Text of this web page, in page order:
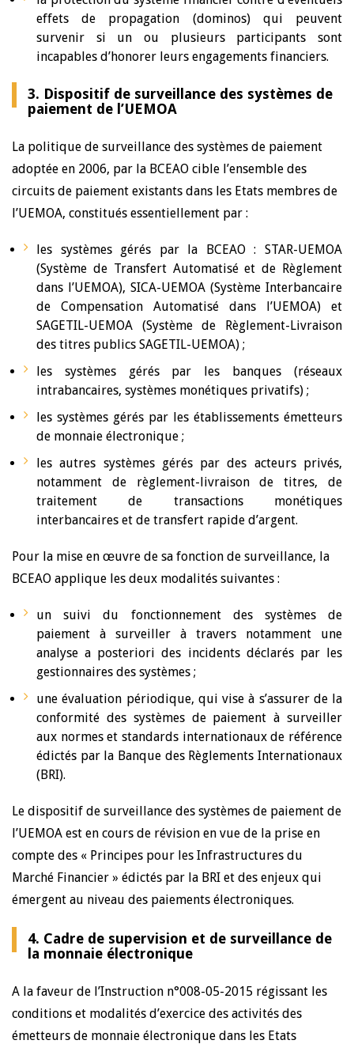
effets de propagation (dominos) qui peuvent
survenir si un ou plusieurs participants sont
incapables d’honorer leurs engagements financiers.
3. Dispositif de surveillance des systèmes de
paiement de l’UEMOA
La politique de surveillance des systèmes de paiement
adoptée en 2006, par la BCEAO cible l’ensemble des
circuits de paiement existants dans les Etats membres de
l’UEMOA, constitués essentiellement par :
les systèmes gérés par la BCEAO : STAR-UEMOA
(Système de Transfert Automatisé et de Règlement
dans l’UEMOA), SICA-UEMOA (Système Interbancaire
de Compensation Automatisé dans l’UEMOA) et
SAGETIL-UEMOA (Système de Règlement-Livraison
des titres publics SAGETIL-UEMOA) ;
les systèmes gérés par les banques (réseaux
intrabancaires, systèmes monétiques privatifs) ;
les systèmes gérés par les établissements émetteurs
de monnaie électronique ;
les autres systèmes gérés par des acteurs privés,
notamment de règlement-livraison de titres, de
traitement de transactions monétiques
interbancaires et de transfert rapide d’argent.
Pour la mise en œuvre de sa fonction de surveillance, la
BCEAO applique les deux modalités suivantes :
un suivi du fonctionnement des systèmes de
paiement à surveiller à travers notamment une
analyse a posteriori des incidents déclarés par les
gestionnaires des systèmes ;
une évaluation périodique, qui vise à s’assurer de la
conformité des systèmes de paiement à surveiller
aux normes et standards internationaux de référence
édictés par la Banque des Règlements Internationaux
(BRI).
Le dispositif de surveillance des systèmes de paiement de
l’UEMOA est en cours de révision en vue de la prise en
compte des « Principes pour les Infrastructures du
Marché Financier » édictés par la BRI et des enjeux qui
émergent au niveau des paiements électroniques.
4. Cadre de supervision et de surveillance de
la monnaie électronique
A la faveur de l’Instruction n°008-05-2015 régissant les
conditions et modalités d’exercice des activités des
émetteurs de monnaie électronique dans les Etats